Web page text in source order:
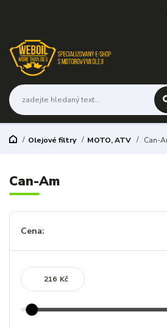
Olejové filtry MOTO, ATV Can-
Can-Am
Cena:
Kč